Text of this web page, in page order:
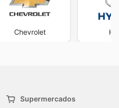
Chevrolet
Supermercados